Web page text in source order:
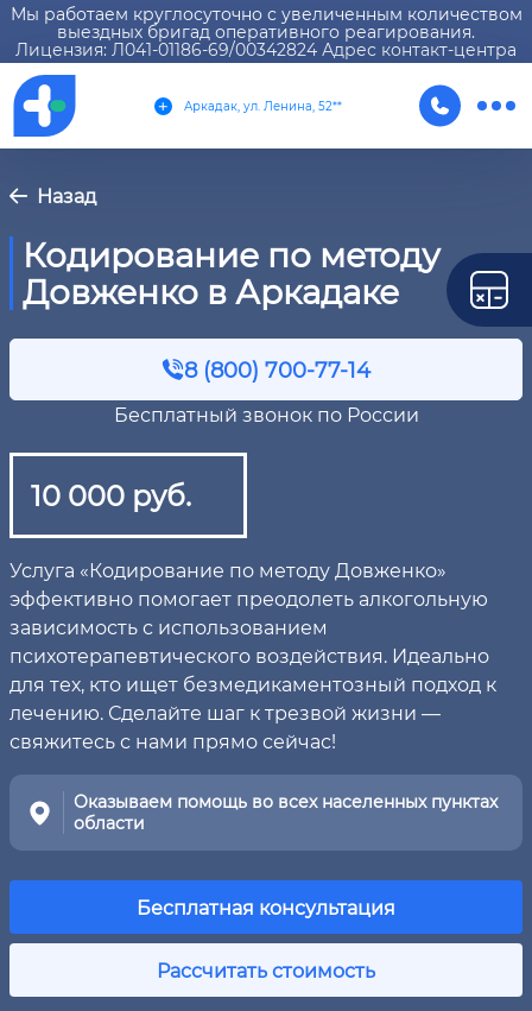
Мы работаем круглосуточно с увеличенным количеством
выездных бригад оперативного реагирования.
Лицензия: Л041-01186-69/00342824 Адрес контакт-центра
Аркадак, ул. Ленина, 52**
Назад
Кодирование по методу
Довженко в Аркадаке
8 (800) 700-77-14
Бесплатный звонок по России
10 000 руб.
Услуга «Кодирование по методу Довженко»
эффективно помогает преодолеть алкогольную
зависимость с использованием
психотерапевтического воздействия. Идеально
для тех, кто ищет безмедикаментозный подход к
лечению. Сделайте шаг к трезвой жизни —
свяжитесь с нами прямо сейчас!
Оказываем помощь во всех населенных пунктах
области
Бесплатная консультация
Рассчитать стоимость